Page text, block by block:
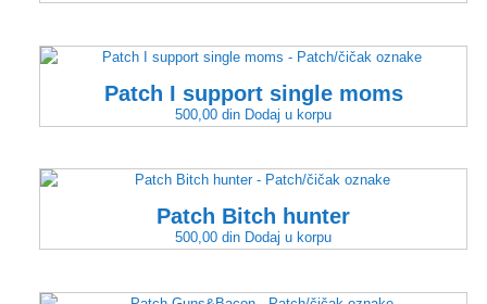
Patch I support single moms
500,00 din Dodaj u korpu
Patch Bitch hunter
500,00 din Dodaj u korpu